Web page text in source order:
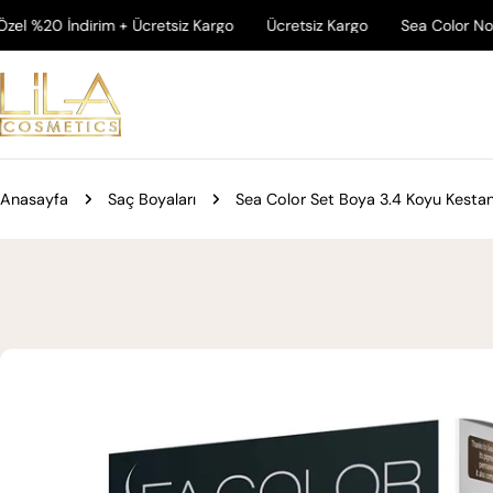
İçeriğe
+ Ücretsiz Kargo Ücretsiz Kargo Sea Color No White
Anasayfa Saç Boyaları Sea Color Set Boya 3.4 Koyu